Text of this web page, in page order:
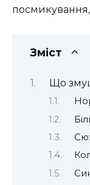
посмикування,
Зміст
Що